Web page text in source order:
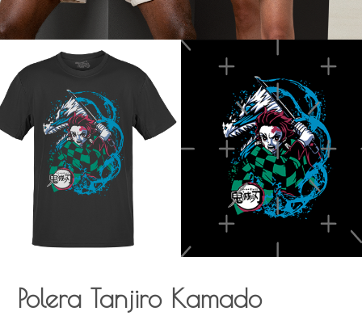
Polera Tanjiro Kamado